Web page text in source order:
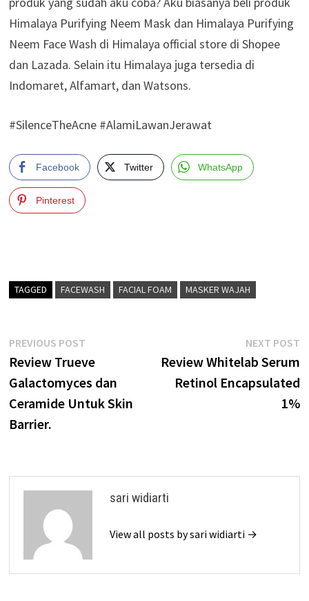
Himalaya Purifying Neem Mask dan Himalaya Purifying
Neem Face Wash di Himalaya official store di Shopee
dan Lazada. Selain itu Himalaya juga tersedia di
Indomaret, Alfamart, dan Watsons.
#SilenceTheAcne #AlamiLawanJerawat
Facebook Twitter WhatsApp
Pinterest
TAGGED FACEWASH FACIAL FOAM MASKER WAJAH
Post
navigation
PREVIOUS POSTPrevious
post:
Review Trueve
Galactomyces dan
Ceramide Untuk Skin
Barrier.
NEXT POST
Review Whitelab Serum
Retinol Encapsulated
1%
sari widiarti
View all posts by sari widiarti →